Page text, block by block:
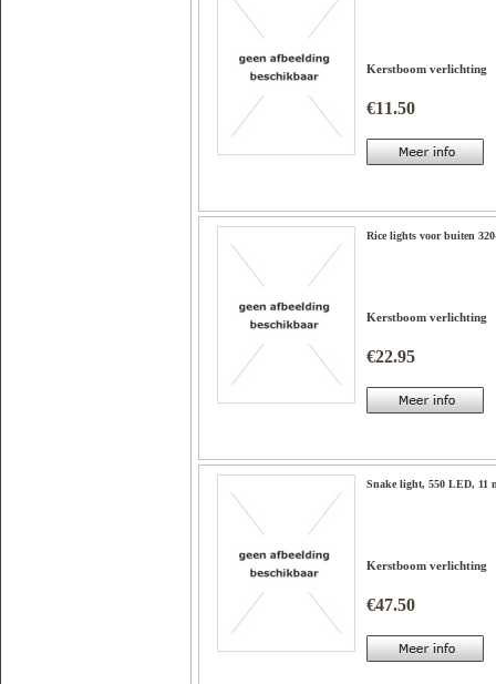
Kerstboom verlichting
€11.50
Rice lights voor buiten
Kerstboom verlichting
€22.95
Snake light, 550 LED, 11
Kerstboom verlichting
€47.50